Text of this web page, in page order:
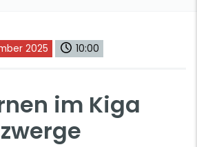
2025 10:00
im Kiga